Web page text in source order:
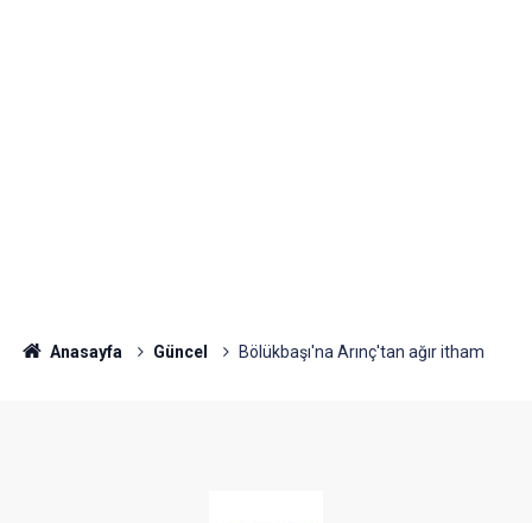
Anasayfa Güncel Bölükbaşı'na Arınç'tan ağır itham